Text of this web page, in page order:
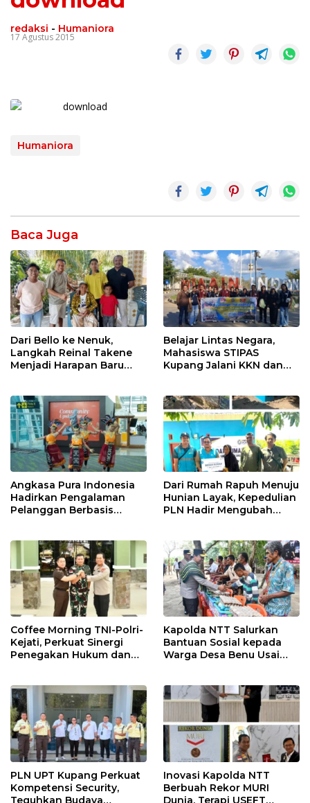
redaksi - Humaniora
17 Agustus 2015
Humaniora
Baca Juga
Dari Bello ke Nenuk,
Langkah Reinal Takene
Menjadi Harapan Baru
Belajar Lintas Negara,
Mahasiswa STIPAS
Kupang Jalani KKN dan
Angkasa Pura Indonesia
Hadirkan Pengalaman
Pelanggan Berbasis
Dari Rumah Rapuh Menuju
Hunian Layak, Kepedulian
PLN Hadir Mengubah
Coffee Morning TNI-Polri-
Kejati, Perkuat Sinergi
Penegakan Hukum dan
Kapolda NTT Salurkan
Bantuan Sosial kepada
Warga Desa Benu Usai
PLN UPT Kupang Perkuat
Kompetensi Security,
Teguhkan Budaya
Inovasi Kapolda NTT
Berbuah Rekor MURI
Dunia, Terapi USEFT